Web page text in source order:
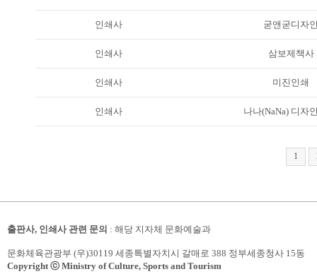
인쇄사 굳앤굳디자
인쇄사 삼보제책사
인쇄사 미진인쇄
인쇄사 나나(NaNa) 디자
1
출판사, 인쇄사 관련 문의 : 해당 지자체 문화예술과
문화체육관광부 (우)30119 세종특별자치시 갈매로 388 정부세종청사 15동
Copyright ⓒ Ministry of Culture, Sports and Tourism